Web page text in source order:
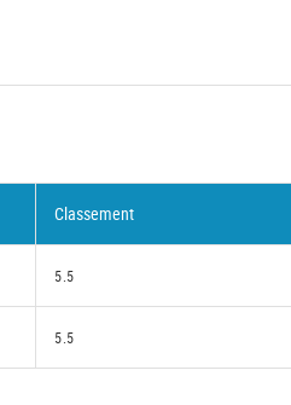
Classement
5.5
5.5